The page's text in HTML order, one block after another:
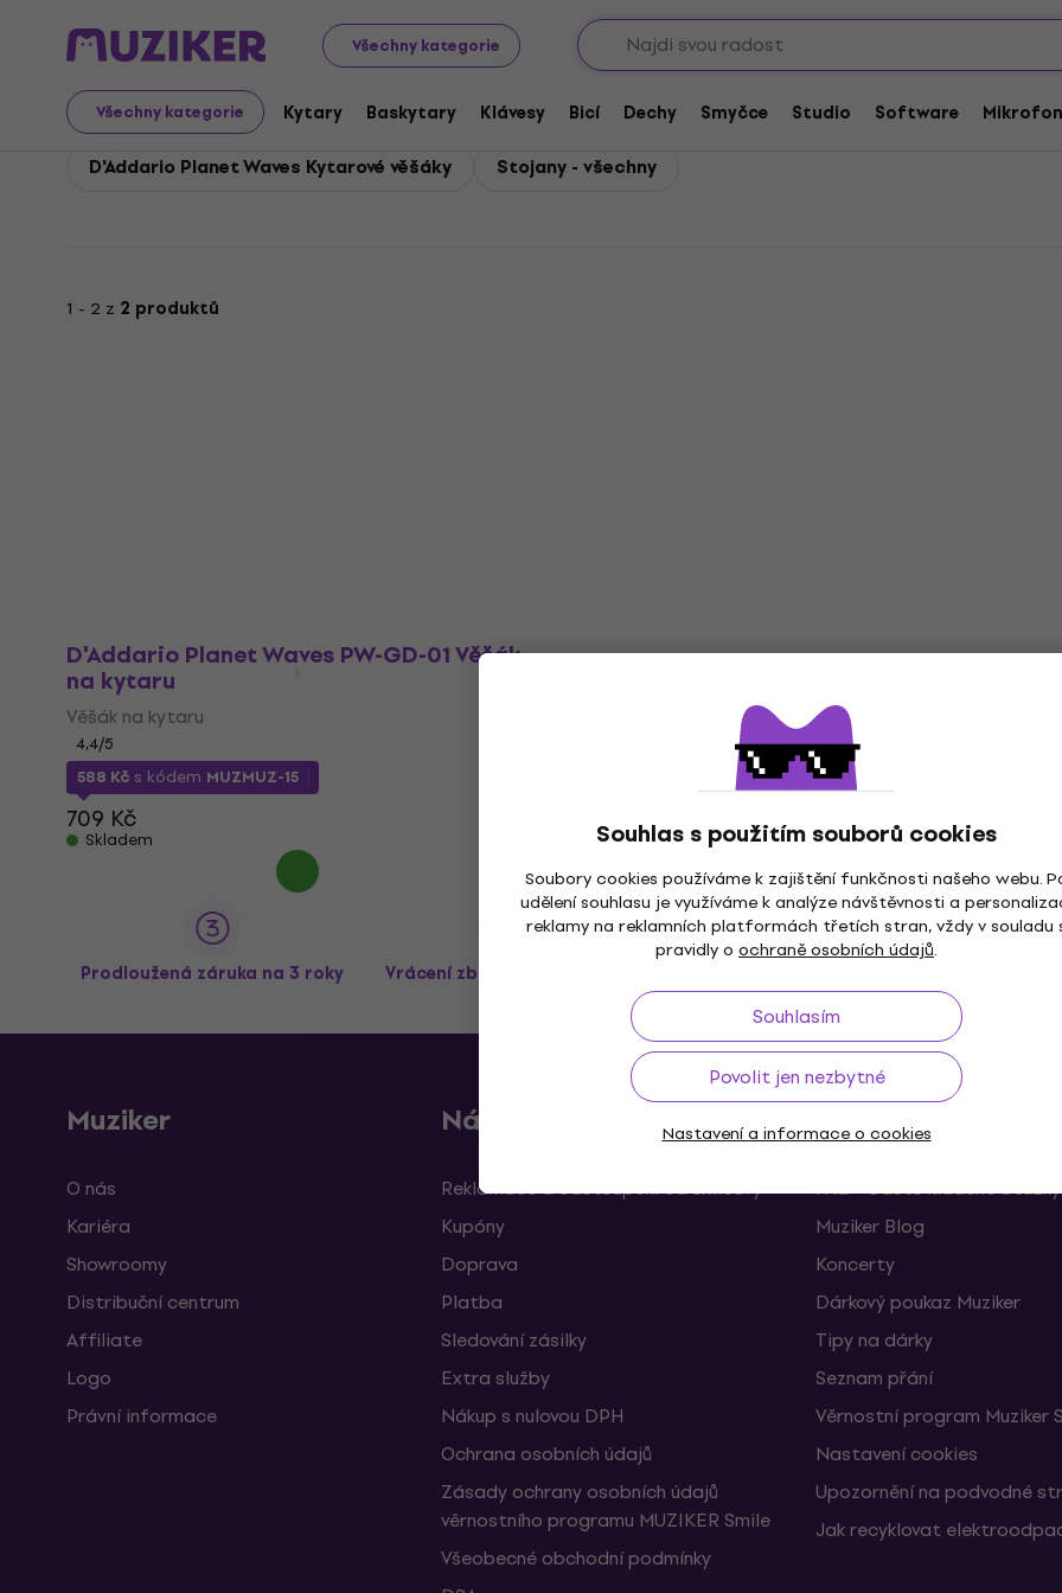
Všechny kategorie
Všechny kategorie Kytary Baskytary Klávesy Bicí Dechy Smyčce Studio Software
Souhlas s použitím souborů cookies
Soubory cookies používáme k zajištění funkčnosti našeho webu.
udělení souhlasu je využíváme k analýze návštěvnosti a
reklamy na reklamních platformách třetích stran, vždy v souladu
pravidly o ochraně osobních údajů.
Souhlasím
Povolit jen nezbytné
Nastavení a informace o cookies
D'Addario Planet Waves Příslušenství D'Addario Planet Waves Stojany
D'Addario Planet Waves Stojany
D'Addario Planet Waves Kytarové věšáky Stojany - všechny
1 - 2 z 2 produktů
D'Addario Planet Waves PW-GD-01 Věšák
na kytaru
Věšák na kytaru
4,4/5
588 Kč s kódem MUZMUZ-15
709 Kč
Skladem 379 Kč
Skladem
Prodloužená záruka na 3 roky Vrácení zboží až do 30 dnů
Muziker
O nás
Kariéra
Showroomy
Distribuční centrum
Affiliate
Logo
Právní informace
Nákup
Reklamace a odstoupení od smlouvy
Kupóny
Doprava
Platba
Sledování zásilky
Extra služby
Nákup s nulovou DPH
Ochrana osobních údajů
Zásady ochrany osobních údajů
věrnostního programu MUZIKER Smile
Všeobecné obchodní podmínky
Užitečné
FAQ - Často kladené otázky
Muziker Blog
Koncerty
Dárkový poukaz Muziker
Tipy na dárky
Seznam přání
Věrnostní program Muziker
Nastavení cookies
Upozornění na podvodné
Jak recyklovat